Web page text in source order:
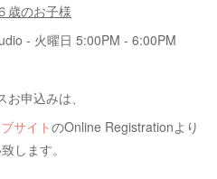
歳のお子様
- 火曜日 5:00PM - 6:00PM
申込みは、
サイトのOnline Registrationより
します。